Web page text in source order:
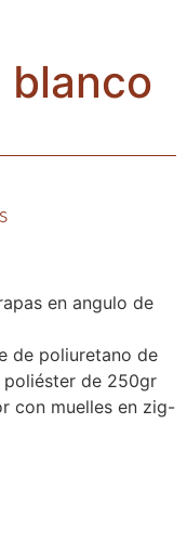
blanco
en angulo de
de poliuretano de
de 250gr
con muelles en zig-